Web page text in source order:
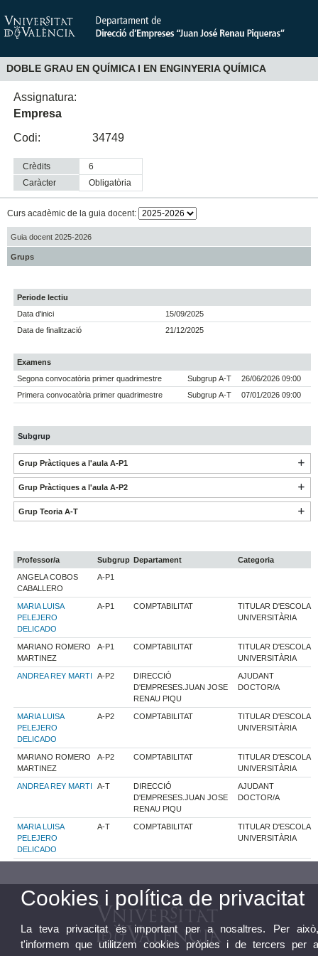
DOBLE GRAU EN QUÍMICA I EN ENGINYERIA QUÍMICA
Assignatura:
Empresa
Codi:
34749
Crèdits
6
Caràcter
obligatòria
Curs acadèmic de la guia docent:
Guia docent 2025-2026
Grups
Periode lectiu
Data d'inici
15/09/2025
Data de finalització
21/12/2025
Examens
Segona convocatòria primer quadrimestre
Subgrup A-T
26/06/2026 09:00
Primera convocatòria primer quadrimestre
Subgrup A-T 07/01/2026 09:00
Subgrup
Grup Pràctiques a l'aula A-P1
Grup Pràctiques a l'aula A-P2
Grup Teoria A-T
Professor/a Subgrup Departament
Categoria
ANGELA COBOS
CABALLERO
A-P1
MARIA LUISA
PELEJERO
DELICADO
A-P1 COMPTABILITAT
TITULAR D'ESCOLA
UNIVERSITÀRIA
MARIANO ROMERO
MARTINEZ
A-P1 COMPTABILITAT
TITULAR D'ESCOLA
UNIVERSITÀRIA
ANDREA REY MARTI A-P2
DIRECCIÓ
D'EMPRESES.JUAN JOSE
RENAU PIQU
AJUDANT
DOCTOR/A
MARIA LUISA
PELEJERO
DELICADO
A-P2 COMPTABILITAT
TITULAR D'ESCOLA
UNIVERSITÀRIA
MARIANO ROMERO
MARTINEZ
A-P2 COMPTABILITAT
TITULAR D'ESCOLA
UNIVERSITÀRIA
ANDREA REY MARTI A-T
DIRECCIÓ
D'EMPRESES.JUAN JOSE
RENAU PIQU
AJUDANT
DOCTOR/A
MARIA LUISA
PELEJERO
DELICADO
A-T COMPTABILITAT
TITULAR D'ESCOLA
UNIVERSITÀRIA
Cookies i política de privacitat
La teva privacitat és important per a nosaltres. Per
t'informem que utilitzem cookies pròpies i de tercers per